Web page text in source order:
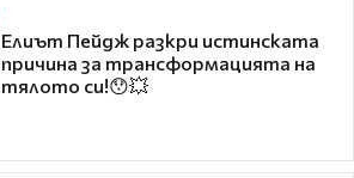
Елиът Пейдж разкри истинската
причина за трансформацията на
тялото си!😯💥